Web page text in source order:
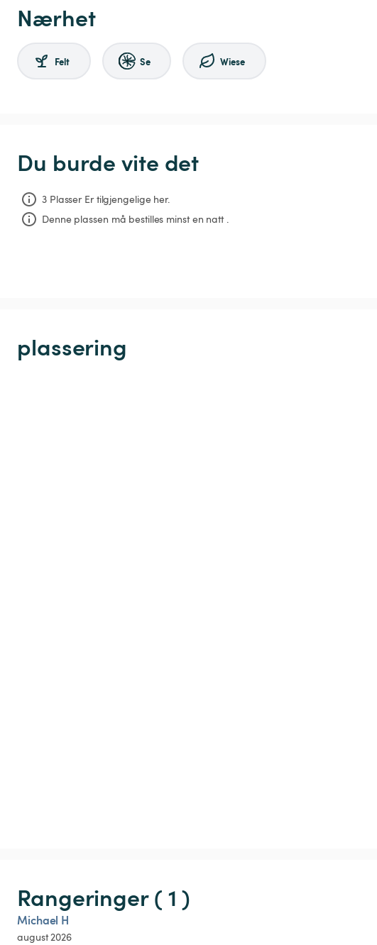
Nærhet
Felt Se Wiese
Du burde vite det
3 Plasser Er tilgjengelige her.
Denne plassen må bestilles minst en natt .
plassering
Rangeringer ( 1 )
Michael H
august 2026